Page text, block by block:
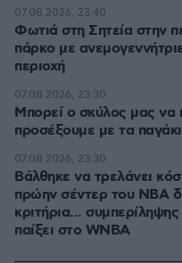
Φωτιά στη Σητεία στην
πάρκο με
περιοχή
07.08.2026, 23:40
Μπορεί ο σκύλος μας να
προσέξουμε με τα
07.08.2026, 23:30
Βάλθηκε να τρελάνει
πρώην σέντερ του NBA
κριτήρια...
παίξει στο WNBA
07.08.2026, 23:30